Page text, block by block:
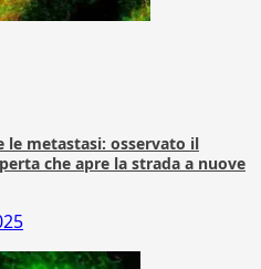
le metastasi: osservato il
che apre la strada a nuove